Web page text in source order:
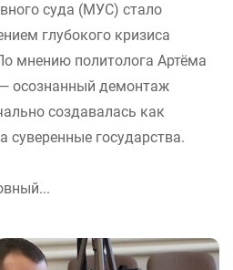
суда (МУС) стало
глубокого кризиса
мнению политолога Артёма
осознанный демонтаж
создавалась как
суверенные государства.